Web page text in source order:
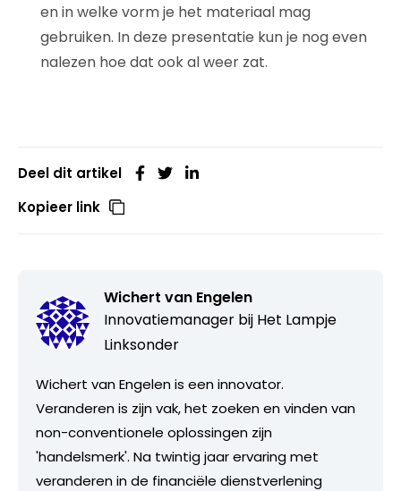
en in welke vorm je het materiaal mag
gebruiken. In deze presentatie kun je nog even
nalezen hoe dat ook al weer zat.
Deel dit artikel
Kopieer link
Wichert van Engelen
Innovatiemanager bij Het Lampje
Linksonder
Wichert van Engelen is een innovator.
Veranderen is zijn vak, het zoeken en vinden van
non-conventionele oplossingen zijn
'handelsmerk'. Na twintig jaar ervaring met
veranderen in de financiële dienstverlening